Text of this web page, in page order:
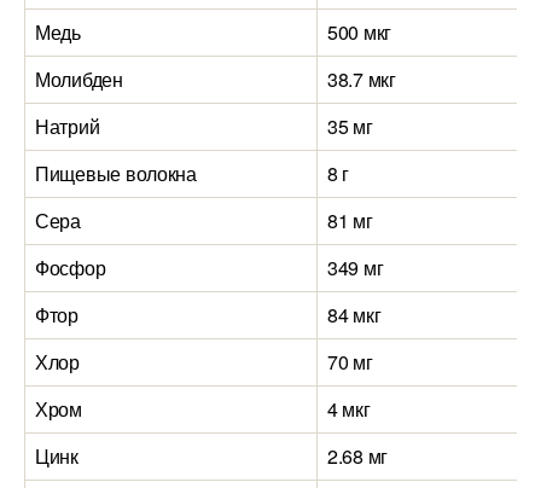
Медь
500 мкг
Молибден
38.7 мкг
Натрий
35 мг
Пищевые волокна
8 г
Сера
81 мг
Фосфор
349 мг
Фтор
84 мкг
Хлор
70 мг
Хром
4 мкг
Цинк
2.68 мг